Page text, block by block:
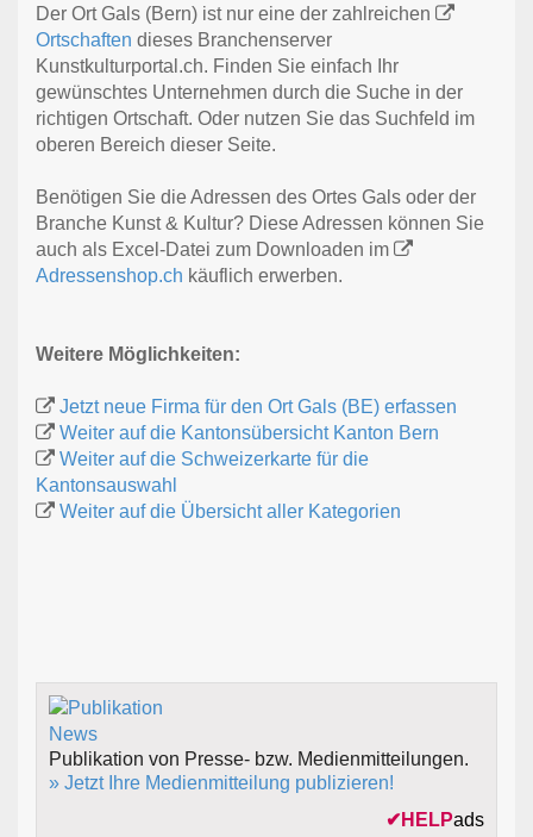
Der Ort Gals (Bern) ist nur eine der zahlreichen
Ortschaften dieses Branchenserver
Kunstkulturportal.ch. Finden Sie einfach Ihr
gewünschtes Unternehmen durch die Suche in der
richtigen Ortschaft. Oder nutzen Sie das Suchfeld im
oberen Bereich dieser Seite.
Benötigen Sie die Adressen des Ortes Gals oder der
Branche Kunst & Kultur? Diese Adressen können Sie
auch als Excel-Datei zum Downloaden im
Adressenshop.ch käuflich erwerben.
Weitere Möglichkeiten:
Jetzt neue Firma für den Ort Gals (BE) erfassen
Weiter auf die Kantonsübersicht Kanton Bern
Weiter auf die Schweizerkarte für die
Kantonsauswahl
Weiter auf die Übersicht aller Kategorien
Publikation von Presse- bzw. Medienmitteilungen.
» Jetzt Ihre Medienmitteilung publizieren!
✔ HELPads